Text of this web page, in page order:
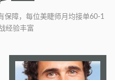
保障，每位美睫师月均接单60-1
经验丰富